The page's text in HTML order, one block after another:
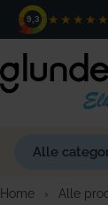
naar
inhoud
9,3 ★★★★★
Alle
Home › Alle